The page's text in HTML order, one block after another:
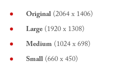
Original (2064 x 1406)
Large (1920 x 1308)
Medium (1024 x 698)
Small (660 x 450)